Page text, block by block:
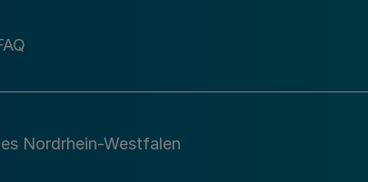
Richtlinie zur Durchführung des
Nordrhein-Westfalen